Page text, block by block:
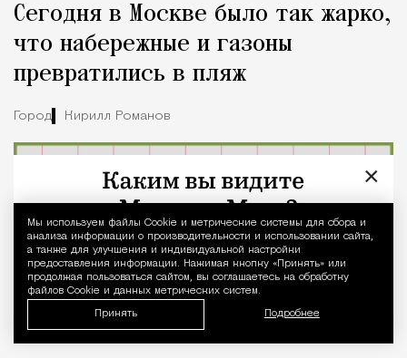
Уведомление
Мы используем файлы Сookie и метрические системы для сбора и
анализа информации о производительности и использовании сайта,
а также для улучшения и индивидуальной настройки
предоставления информации. Нажимая кнопку «Принять» или
продолжая пользоваться сайтом, вы соглашаетесь на обработку
файлов Cookie и данных метрических систем.
Принять Подробнее
Сегодня в Москве было так жарко,
что набережные и газоны
превратились в пляж
Город Кирилл Романов
×